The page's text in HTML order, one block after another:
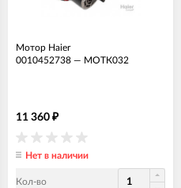
Мотор Haier
0010452738 — МОТК032
11 360 ₽
Нет в наличии
Кол-во